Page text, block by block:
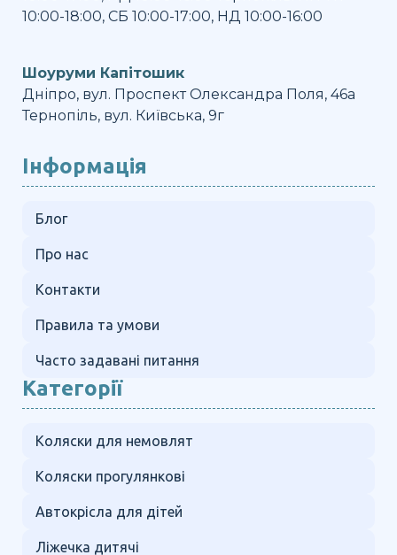
10:00-18:00, СБ 10:00-17:00, НД 10:00-16:00
Шоуруми Капітошик
Дніпро, вул. Проспект Олександра Поля, 46а
Тернопіль, вул. Київська, 9г
Інформація
Блог
Про нас
Контакти
Правила та умови
Часто задавані питання
Категорії
Коляски для немовлят
Коляски прогулянкові
Автокрісла для дітей
Ліжечка дитячі